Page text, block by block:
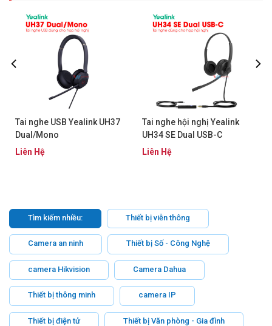
Tai nghe USB Yealink UH37
Dual/Mono
Liên Hệ
Tai nghe hội nghị Yealink
UH34 SE Dual USB-C
Liên Hệ
Tìm kiếm nhiều: Thiết bị viễn thông
Camera an ninh Thiết bị Số - Công Nghệ
camera Hikvision Camera Dahua
Thiết bị thông minh camera IP
Thiết bị điện tử Thiết bị Văn phòng - Gia đình